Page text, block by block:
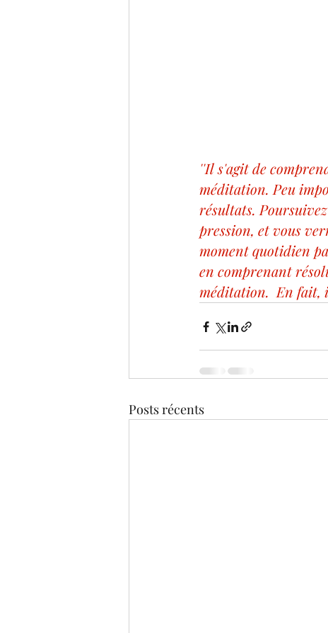
''Il s'agit de
méditation. Peu
résultats.
pression, et vous
moment quotidien
en comprenant
méditation.  En fait,
Posts récents